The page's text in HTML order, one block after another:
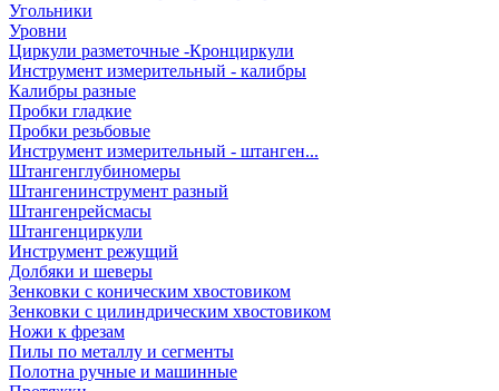
Угольники
Уровни
Циркули разметочные -Кронциркули
Инструмент измерительный - калибры
Калибры разные
Пробки гладкие
Пробки резьбовые
Инструмент измерительный - штанген...
Штангенглубиномеры
Штангенинструмент разный
Штангенрейсмасы
Штангенциркули
Инструмент режущий
Долбяки и шеверы
Зенковки с коническим хвостовиком
Зенковки с цилиндрическим хвостовиком
Ножи к фрезам
Пилы по металлу и сегменты
Полотна ручные и машинные